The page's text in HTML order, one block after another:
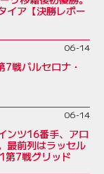
イア【決勝レポー
06-14
7戦バルセロナ・
06-14
ンツ16番手、アロ
最前列はラッセル
第7戦グリッド